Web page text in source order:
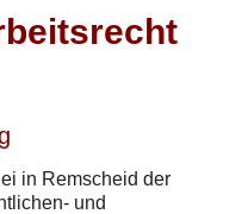
in Remscheid der
und